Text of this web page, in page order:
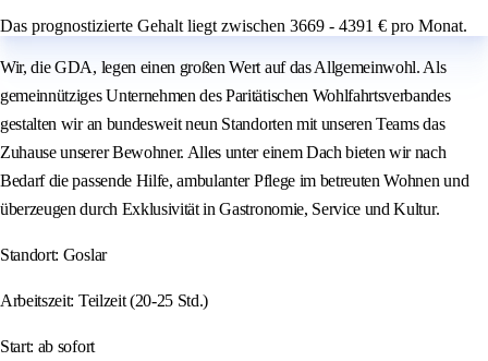
Das prognostizierte Gehalt liegt zwischen 3669 - 4391 € pro Monat.
Wir, die GDA, legen einen großen Wert auf das Allgemeinwohl. Als
gemeinnütziges Unternehmen des Paritätischen Wohlfahrtsverbandes
gestalten wir an bundesweit neun Standorten mit unseren Teams das
Zuhause unserer Bewohner. Alles unter einem Dach bieten wir nach
Bedarf die passende Hilfe, ambulanter Pflege im betreuten Wohnen und
überzeugen durch Exklusivität in Gastronomie, Service und Kultur.
Standort: Goslar
Arbeitszeit: Teilzeit (20-25 Std.)
Start: ab sofort